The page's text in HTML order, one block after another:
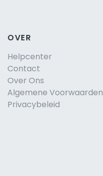
OVER
Helpcenter
Contact
Over Ons
Algemene Voorwaarden
Privacybeleid